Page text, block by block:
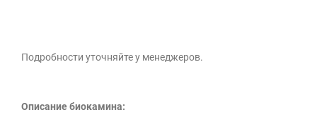
Подробности уточняйте у менеджеров.
Описание биокамина: